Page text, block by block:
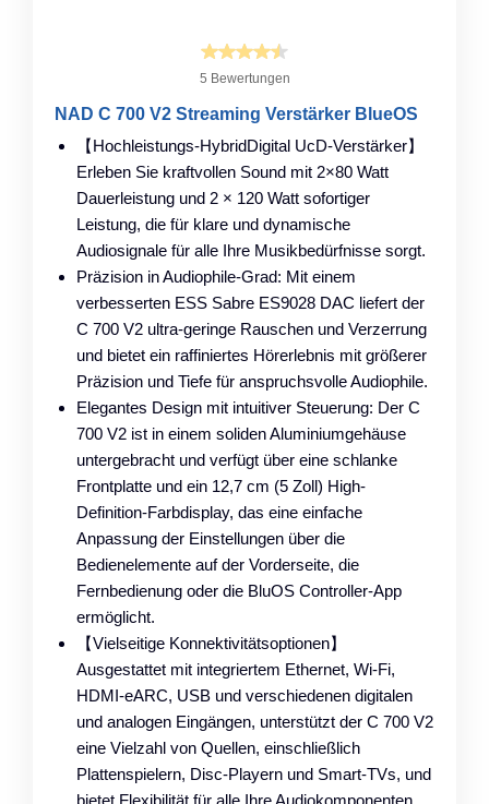
5 Bewertungen
NAD C 700 V2 Streaming Verstärker BlueOS
【Hochleistungs-HybridDigital UcD-Verstärker】
Erleben Sie kraftvollen Sound mit 2×80 Watt
Dauerleistung und 2 × 120 Watt sofortiger
Leistung, die für klare und dynamische
Audiosignale für alle Ihre Musikbedürfnisse sorgt.
Präzision in Audiophile-Grad: Mit einem
verbesserten ESS Sabre ES9028 DAC liefert der
C 700 V2 ultra-geringe Rauschen und Verzerrung
und bietet ein raffiniertes Hörerlebnis mit größerer
Präzision und Tiefe für anspruchsvolle Audiophile.
Elegantes Design mit intuitiver Steuerung: Der C
700 V2 ist in einem soliden Aluminiumgehäuse
untergebracht und verfügt über eine schlanke
Frontplatte und ein 12,7 cm (5 Zoll) High-
Definition-Farbdisplay, das eine einfache
Anpassung der Einstellungen über die
Bedienelemente auf der Vorderseite, die
Fernbedienung oder die BluOS Controller-App
ermöglicht.
【Vielseitige Konnektivitätsoptionen】
Ausgestattet mit integriertem Ethernet, Wi-Fi,
HDMI-eARC, USB und verschiedenen digitalen
und analogen Eingängen, unterstützt der C 700 V2
eine Vielzahl von Quellen, einschließlich
Plattenspielern, Disc-Playern und Smart-TVs, und
bietet Flexibilität für alle Ihre Audiokomponenten.